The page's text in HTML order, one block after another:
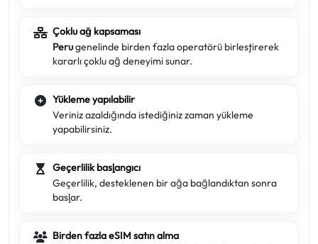
Çoklu ağ kapsaması
Perugenelinde birden fazla operatörü birleştirerek
kararlı çoklu ağ deneyimi sunar.
Yükleme yapılabilir
Veriniz azaldığında istediğiniz zaman yükleme
yapabilirsiniz.
Geçerlilik başlangıcı
Geçerlilik, desteklenen bir ağa bağlandıktan sonra
başlar.
Birden fazla eSIM satın alma